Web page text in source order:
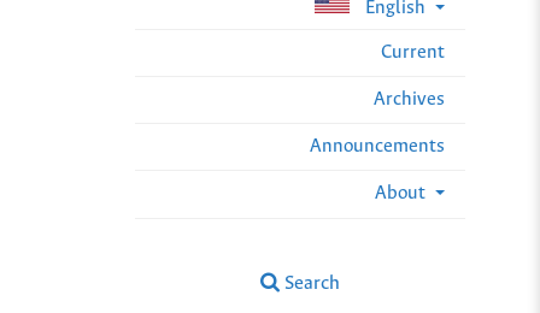
English
Current
Archives
Announcements
About
Search